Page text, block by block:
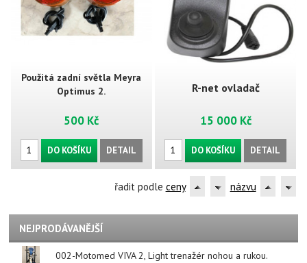
Použitá zadní světla Meyra
Optimus 2.
500 Kč
DO KOŠÍKU DETAIL
R-net ovladač
15 000 Kč
DO KOŠÍKU DETAIL
řadit podle ceny názvu
NEJPRODÁVANĚJŠÍ
002-Motomed VIVA 2, Light trenažér nohou a rukou.